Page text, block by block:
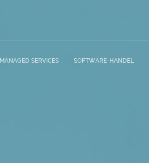
MANAGED SERVICES SOFTWARE-HANDEL